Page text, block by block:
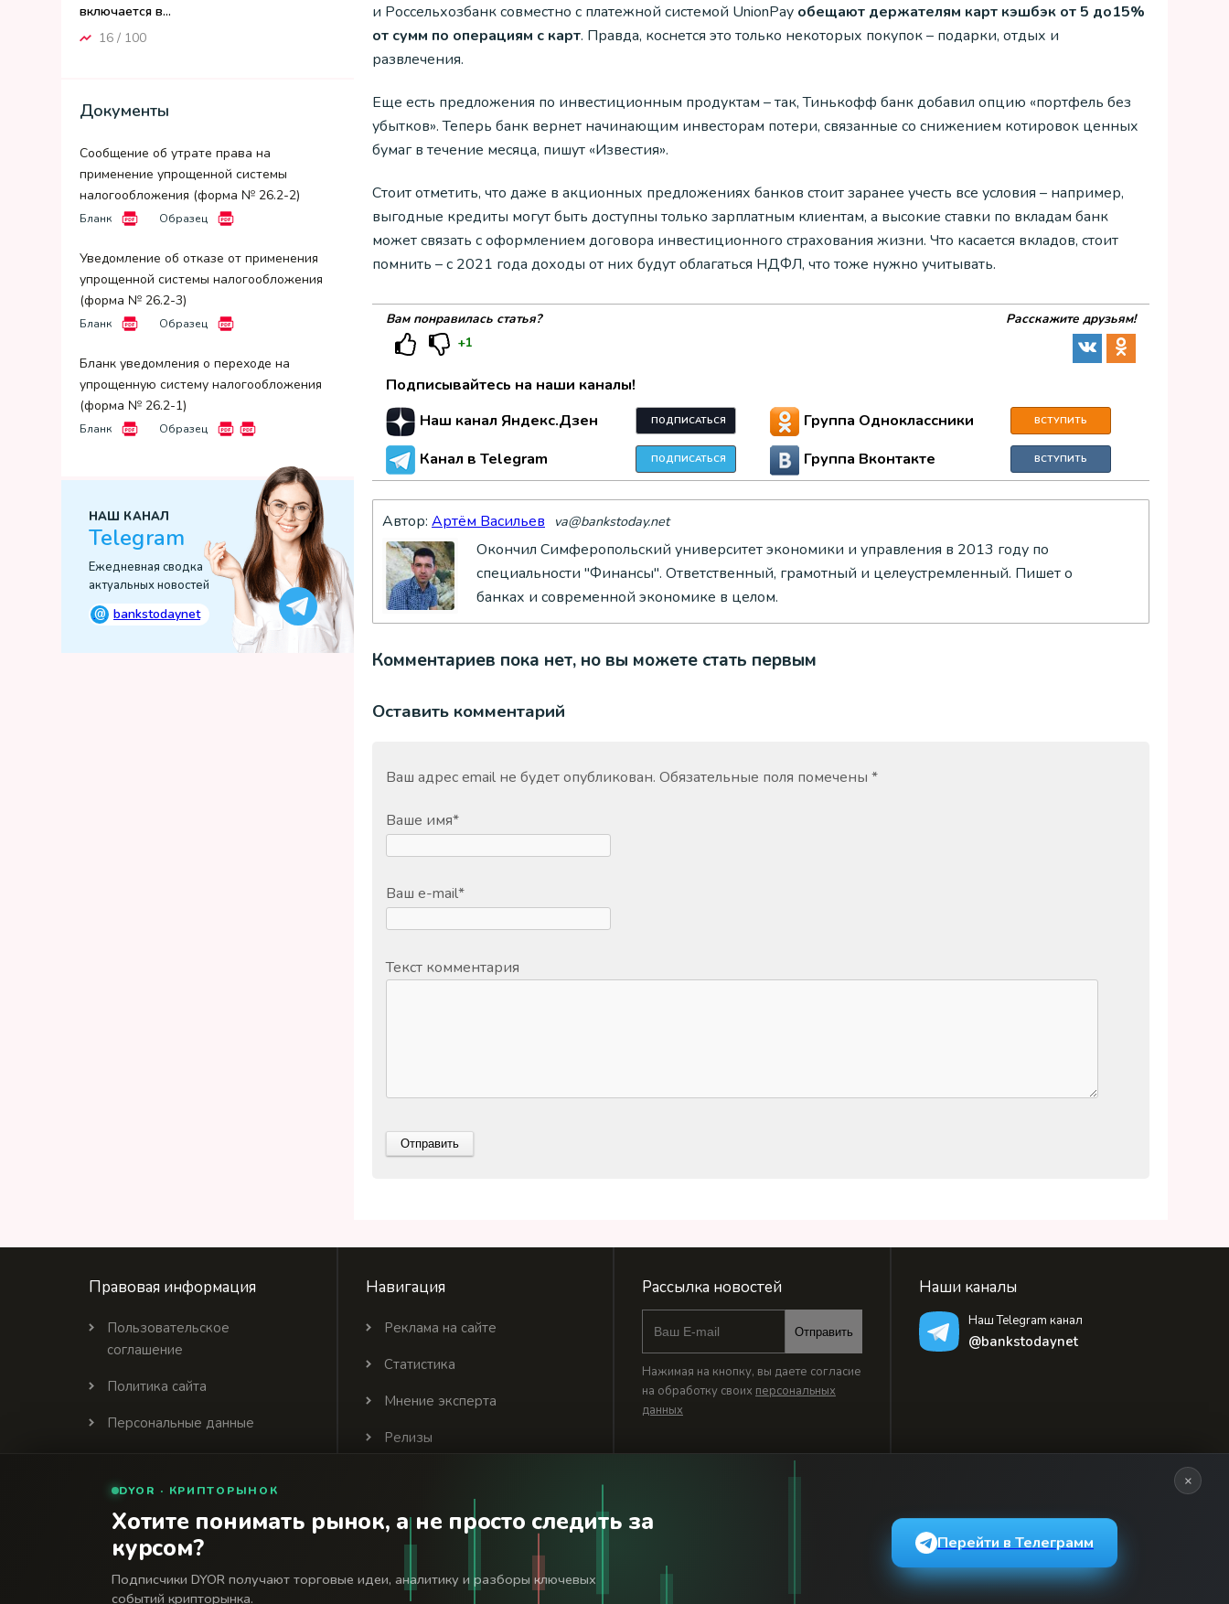
включается в...
16 / 100
Документы
Сообщение об утрате права на
применение упрощенной системы
налогообложения (форма № 26.2-2)
Бланк Образец
Уведомление об отказе от применения
упрощенной системы налогообложения
(форма № 26.2-3)
Бланк Образец
Бланк уведомления о переходе на
упрощенную систему налогообложения
(форма № 26.2-1)
Бланк Образец
НАШ КАНАЛ
Telegram
Ежедневная сводка
актуальных новостей
@ bankstodaynet
и Россельхозбанк совместно с платежной системой UnionPay обещают держателям карт кэшбэк от 5 до15%
от сумм по операциям с карт. Правда, коснется это только некоторых покупок – подарки, отдых и
развлечения.
Еще есть предложения по инвестиционным продуктам – так, Тинькофф банк добавил опцию «портфель без
убытков». Теперь банк вернет начинающим инвесторам потери, связанные со снижением котировок ценных
бумаг в течение месяца, пишут «Известия».
Стоит отметить, что даже в акционных предложениях банков стоит заранее учесть все условия – например,
выгодные кредиты могут быть доступны только зарплатным клиентам, а высокие ставки по вкладам банк
может связать с оформлением договора инвестиционного страхования жизни. Что касается вкладов, стоит
помнить – с 2021 года доходы от них будут облагаться НДФЛ, что тоже нужно учитывать.
Вам понравилась статья?
+1
Расскажите друзьям!
Подписывайтесь на наши каналы!
Наш канал Яндекс.Дзен
ПОДПИСАТЬСЯ
Канал в Telegram ПОДПИСАТЬСЯ
Группа Одноклассники ВСТУПИТЬ
Группа Вконтакте ВСТУПИТЬ
Автор: Артём Васильев va@bankstoday.net
Окончил Симферопольский университет экономики и управления в 2013 году по
специальности "Финансы". Ответственный, грамотный и целеустремленный. Пишет о
банках и современной экономике в целом.
Комментариев пока нет, но вы можете стать первым
Оставить комментарий
Ваш адрес email не будет опубликован. Обязательные поля помечены *
Ваше имя*
Ваш e-mail*
Текст комментария
Правовая информация
Пользовательское
соглашение
Политика сайта
Персональные данные
Партнеры
Навигация
Реклама на сайте
Статистика
Мнение эксперта
Релизы
Рассылка новостей
Отправить
Нажимая на кнопку, вы даете согласие
на обработку своих персональных
данных
Наши каналы
Наш Telegram канал
@bankstodaynet
© 2026 Финансовый интернет-портал «Банки Сегодня». Используя сайт BanksToday.net вы соглашаетесь с пользовательским соглашением
Сетевое издание «Банки Сегодня» зарегистрировано Федеральной службой по надзору в сфере связи, информационных технологий и массовых коммуникаций, регистрационный номер: серия Эл
×
DYOR · КРИПТОРЫНОК
Хотите понимать рынок, а не просто следить за
курсом?
Подписчики DYOR получают торговые идеи, аналитику и разборы ключевых
событий крипторынка.
Перейти в Телеграмм